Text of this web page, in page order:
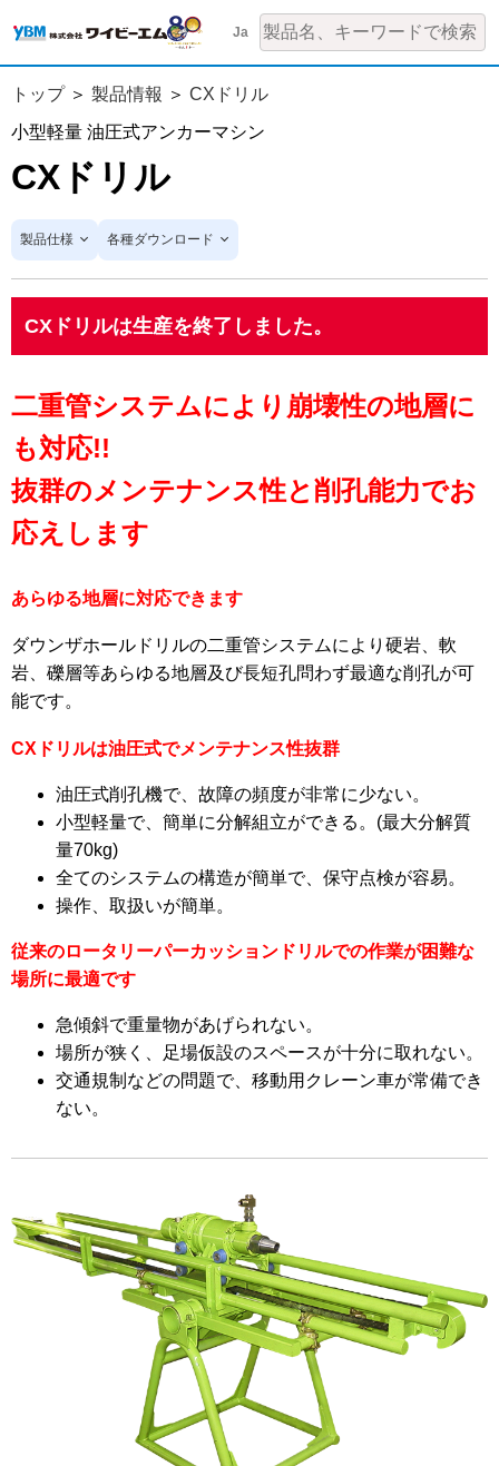
Ja
トップ 製品情報
CXドリル
小型軽量 油圧式アンカーマシン
CXドリル
製品仕様 各種ダウンロード
CXドリルは生産を終了しました。
二重管システムにより崩壊性の地層に
も対応!!
抜群のメンテナンス性と削孔能力でお
応えします
あらゆる地層に対応できます
ダウンザホールドリルの二重管システムにより硬岩、軟
岩、礫層等あらゆる地層及び長短孔問わず最適な削孔が可
能です。
CXドリルは油圧式でメンテナンス性抜群
油圧式削孔機で、故障の頻度が非常に少ない。
小型軽量で、簡単に分解組立ができる。(最大分解質
量70kg)
全てのシステムの構造が簡単で、保守点検が容易。
操作、取扱いが簡単。
従来のロータリーパーカッションドリルでの作業が困難な
場所に最適です
急傾斜で重量物があげられない。
場所が狭く、足場仮設のスペースが十分に取れない。
交通規制などの問題で、移動用クレーン車が常備でき
ない。